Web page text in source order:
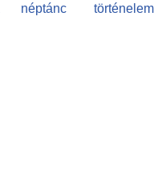
néptánc történelem